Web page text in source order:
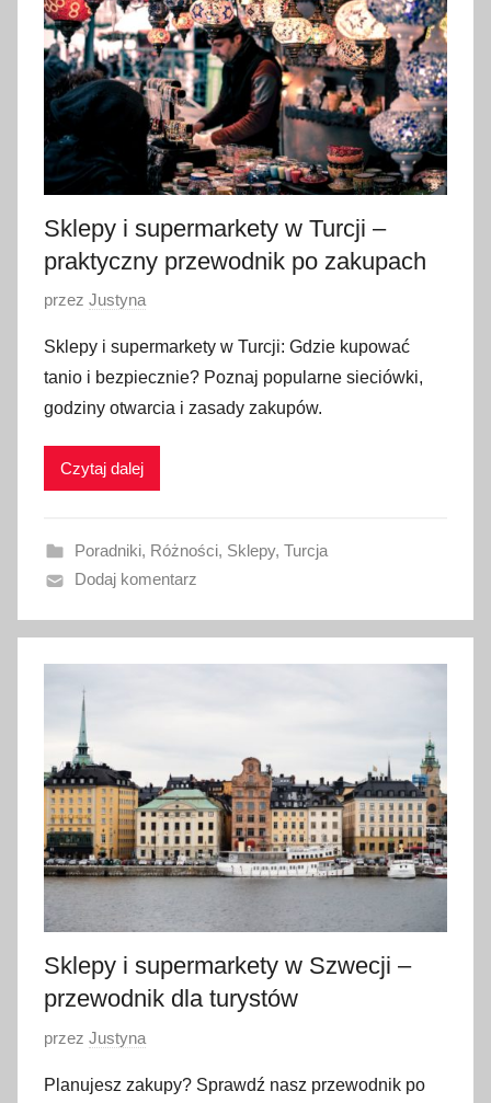
r
w
c
a
0
6
Sklepy i supermarkety w Turcji –
praktyczny przewodnik po zakupach
O
u
b
l
i
a
n
1
c
w
c
a
2
2
6
przez Justyna
Sklepy i supermarkety w Turcji: Gdzie kupować
tanio i bezpiecznie? Poznaj popularne sieciówki,
godziny otwarcia i zasady zakupów.
Czytaj dalej
Poradniki, Różności, Sklepy, Turcja
Dodaj komentarz
Sklepy i supermarkety w Szwecji –
przewodnik dla turystów
O
u
przez Justyna
Planujesz zakupy? Sprawdź nasz przewodnik po